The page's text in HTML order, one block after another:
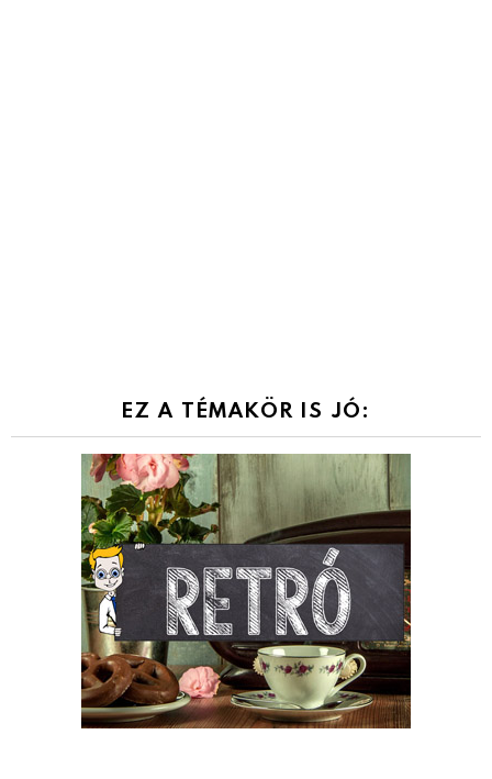
EZ A TÉMAKÖR IS JÓ: